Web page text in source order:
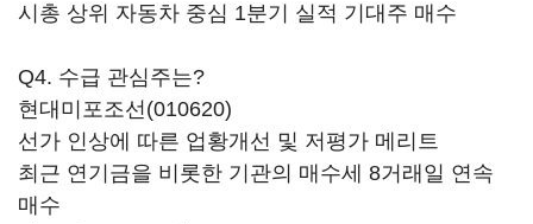
시총 상위 자동차 중심 1분기 실적 기대주 매수
Q4. 수급 관심주는?
현대미포조선(010620)
선가 인상에 따른 업황개선 및 저평가 메리트
최근 연기금을 비롯한 기관의 매수세 8거래일 연속
매수